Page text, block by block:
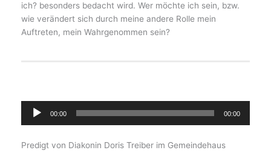
ich? besonders bedacht wird. Wer möchte ich sein, bzw.
wie verändert sich durch meine andere Rolle mein
Auftreten, mein Wahrgenommen sein?
Audio-
Player
00:00 00:00
Predigt von Diakonin Doris Treiber im Gemeindehaus